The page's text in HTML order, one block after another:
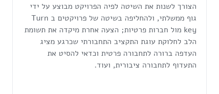
הצורך לשנות את השיטה לפיה הפרויקט מבוצע על ידי
גוף ממשלתי, ולהחליפה בשיטה של פרויקטים ב Turn
key מול חברות פרטיות; הצעה אחרת מיקדה את תשומת
הלב לחלוקת עוגת התקציב התחבורתי שכרגע מציג
העדפה ברורה לתחבורה פרטית וכדאי להסיט את
התעדוף לתחבורה ציבורית, ועוד.